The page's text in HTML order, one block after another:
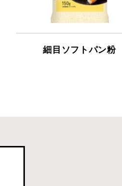
細目ソフトパン粉